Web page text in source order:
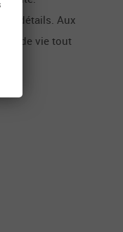
détails. Aux
de vie tout